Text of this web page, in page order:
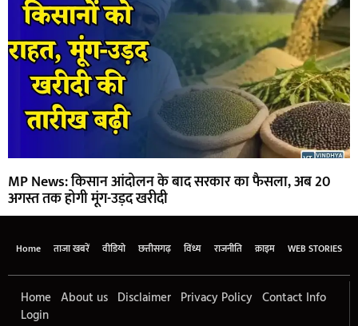
MP News: किसान आंदोलन के बाद सरकार का फैसला, अब 20
अगस्त तक होगी मूंग-उड़द खरीदी
Home ताजा खबरें वीडियो छत्तीसगढ़ विंध्य राजनीति क्राइम WEB STORIES
Home About us Disclaimer Privacy Policy Contact Info
Login